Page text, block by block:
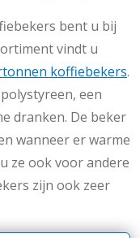
bent u bij
vindt u
koffiebekers.
een
dranken. De beker
wanneer er warme
ze ook voor andere
zijn ook zeer